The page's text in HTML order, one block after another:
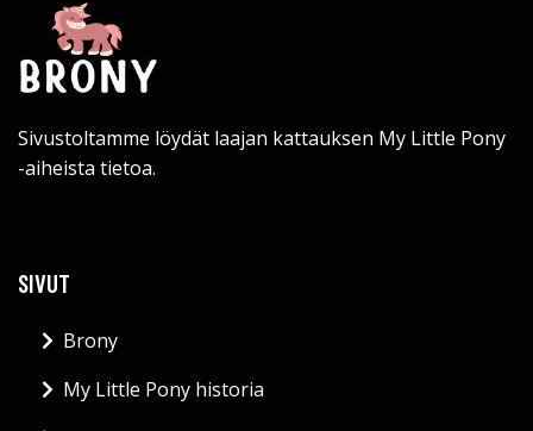
Sivustoltamme löydät laajan kattauksen My Little Pony
-aiheista tietoa.
SIVUT
Brony
My Little Pony historia